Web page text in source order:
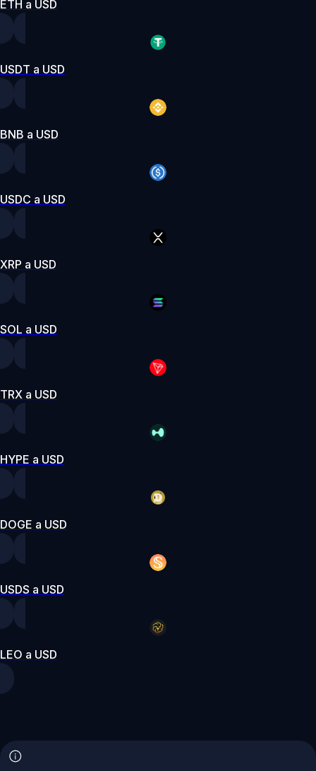
ETH a USD
USDT a USD
BNB a USD
USDC a USD
XRP a USD
SOL a USD
TRX a USD
HYPE a USD
DOGE a USD
USDS a USD
LEO a USD